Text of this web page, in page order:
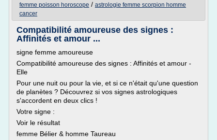
femme poisson horoscope / astrologie femme scorpion homme
cancer
Compatibilité amoureuse des signes :
Affinités et amour ...
signe femme amoureuse
Compatibilité amoureuse des signes : Affinités et amour -
Elle
Pour une nuit ou pour la vie, et si ce n'était qu'une question
de planètes ? Découvrez si vos signes astrologiques
s'accordent en deux clics !
Votre signe :
Voir le résultat
femme Bélier & homme Taureau